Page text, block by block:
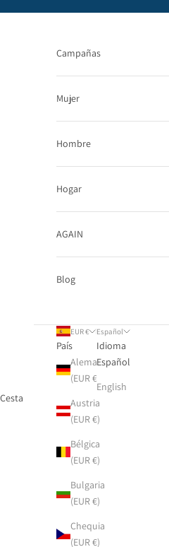
Campañas
Mujer
Hombre
Hogar
AGAIN
Blog
EUR €
País
Alemania
(EUR €)
Austria
(EUR €)
Bélgica
(EUR €)
Bulgaria
(EUR €)
Chequia
(EUR €)
Español
Idioma
Español
English
Cesta